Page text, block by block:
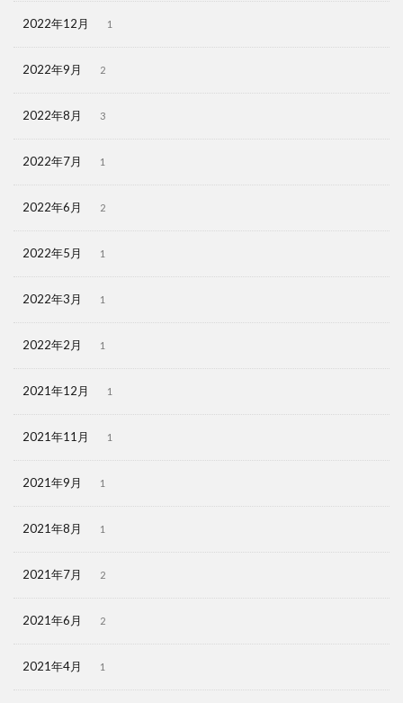
2022年12月 1
2022年9月 2
2022年8月 3
2022年7月 1
2022年6月 2
2022年5月 1
2022年3月 1
2022年2月 1
2021年12月 1
2021年11月 1
2021年9月 1
2021年8月 1
2021年7月 2
2021年6月 2
2021年4月 1